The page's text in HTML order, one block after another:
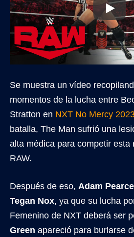
Se muestra un vídeo
momentos de la lucha entre
Stratton en NXT No Mercy
batalla, The Man sufrió una
alta médica para competir esta
RAW.
Después de eso, Adam
Tegan Nox, ya que su lucha
Femenino de NXT deberá ser
Green apareció para burlarse